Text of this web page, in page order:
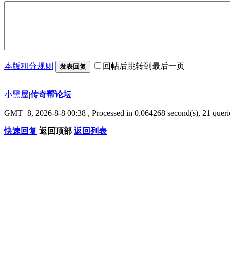
本版积分规则 发表回复 回帖后跳转到最后一页
小黑屋|传奇帮论坛
GMT+8, 2026-8-8 00:38 , Processed in 0.064268 second(s), 21
快速回复 返回顶部 返回列表